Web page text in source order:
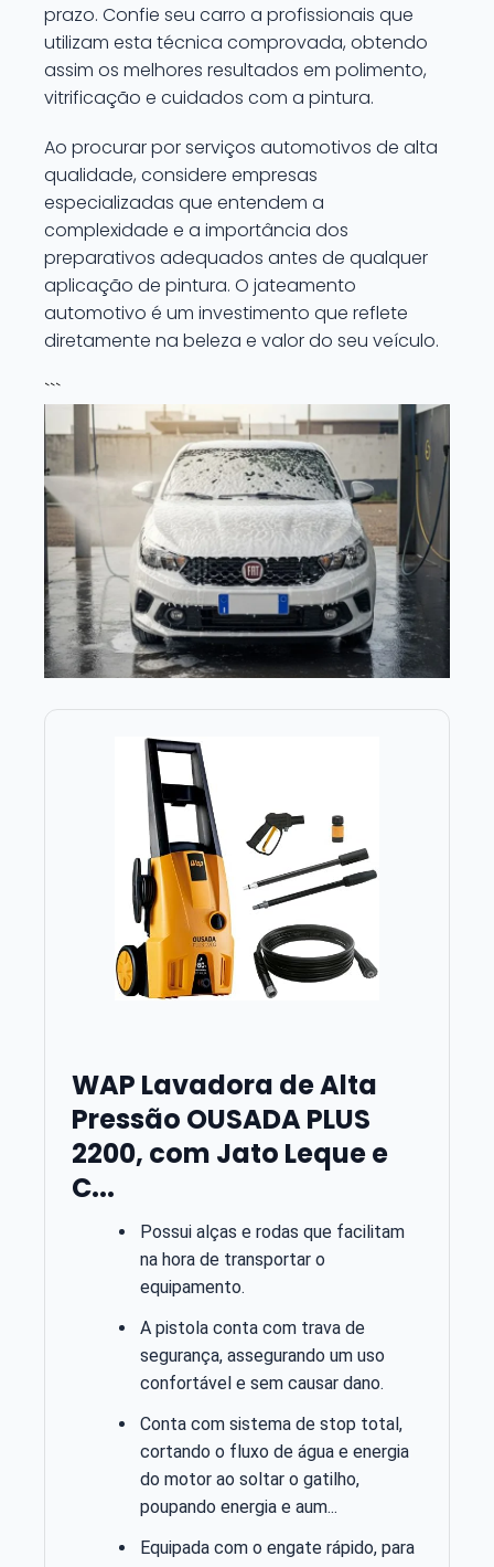
prazo. Confie seu carro a profissionais que
utilizam esta técnica comprovada, obtendo
assim os melhores resultados em polimento,
vitrificação e cuidados com a pintura.
Ao procurar por serviços automotivos de alta
qualidade, considere empresas
especializadas que entendem a
complexidade e a importância dos
preparativos adequados antes de qualquer
aplicação de pintura. O jateamento
automotivo é um investimento que reflete
diretamente na beleza e valor do seu veículo.
```
WAP Lavadora de Alta
Pressão OUSADA PLUS
2200, com Jato Leque e
C...
Possui alças e rodas que facilitam
na hora de transportar o
equipamento.
A pistola conta com trava de
segurança, assegurando um uso
confortável e sem causar dano.
Conta com sistema de stop total,
cortando o fluxo de água e energia
do motor ao soltar o gatilho,
poupando energia e aum...
Equipada com o engate rápido, para